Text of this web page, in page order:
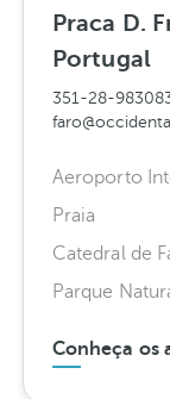
Praca D.
Portugal
351-28-
Aeroporto
Praia
Catedral de
Parque
Conheça os